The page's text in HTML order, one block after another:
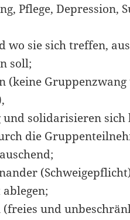
Pflege, Depression,
wo sie sich treffen,
soll;
(keine
und solidarisieren
die
und